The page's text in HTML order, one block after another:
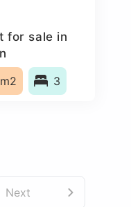
for sale in
3
Next